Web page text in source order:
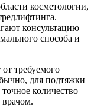
косметологии,
консультацию
способа и
требуемого
для подтяжки
количество
врачом.